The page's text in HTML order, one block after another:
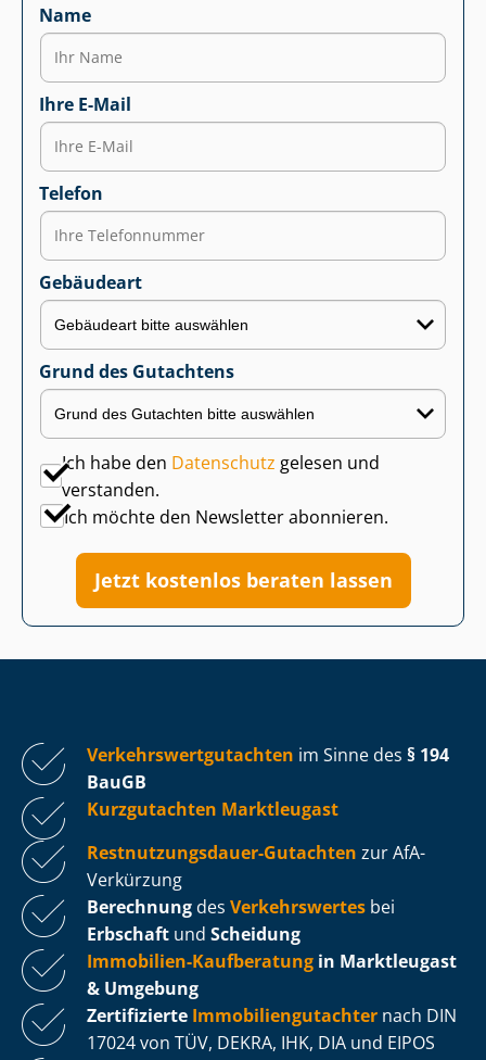
Name
Ihre E-Mail
Telefon
Gebäudeart
Grund des Gutachtens
Ich habe den Datenschutz gelesen und
verstanden.
Ich möchte den Newsletter abonnieren.
Jetzt kostenlos beraten lassen
Ver­kehrs­wert­gut­ach­ten im Sinne des § 194
BauGB
Kurzgutachten Marktleugast
Rest­nut­zungs­dau­er-Gutachten zur AfA-
Verkürzung
Berechnung des Verkehrswertes bei
Erbschaft und Scheidung
Immobilien-Kaufberatung in Marktleugast
& Umgebung
Zertifizierte Im­mo­bi­li­en­gut­ach­ter nach DIN
17024 von TÜV, DEKRA, IHK, DIA und EIPOS